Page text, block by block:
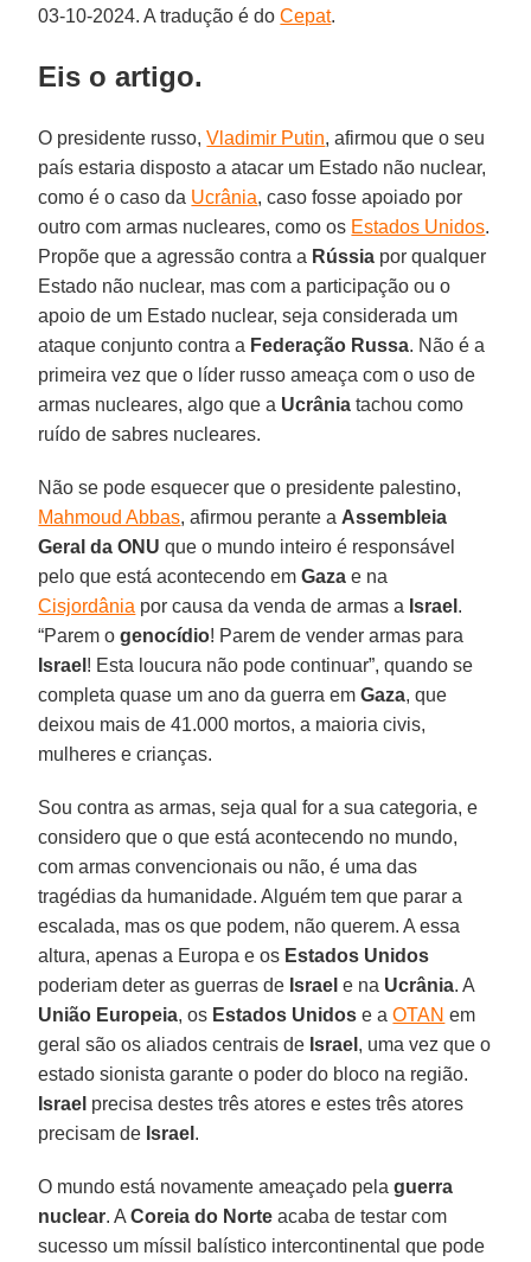
03-10-2024. A tradução é doCepat.
Eis o artigo.
O presidente russo,Vladimir Putin, afirmou que o seu
país estaria disposto a atacar um Estado não nuclear,
como é o caso da Ucrânia, caso fosse apoiado por
outro com armas nucleares, como os Estados Unidos.
Propõe que a agressão contra a Rússia por qualquer
Estado não nuclear, mas com a participação ou o
apoio de um Estado nuclear, seja considerada um
ataque conjunto contra a Federação Russa. Não é a
primeira vez que o líder russo ameaça com o uso de
armas nucleares, algo que a Ucrânia tachou como
ruído de sabres nucleares.
Não se pode esquecer que o presidente palestino,
Mahmoud Abbas, afirmou perante a Assembleia
Geral da ONU que o mundo inteiro é responsável
pelo que está acontecendo emGaza e na
Cisjordânia por causa da venda de armas a Israel .
“Parem ogenocídio! Parem de vender armas para
Israel ! Esta loucura não pode continuar”, quando se
completa quase um ano da guerra emGaza, que
deixou mais de 41.000 mortos, a maioria civis,
mulheres e crianças.
Sou contra as armas, seja qual for a sua categoria, e
considero que o que está acontecendo no mundo,
com armas convencionais ou não, é uma das
tragédias da humanidade. Alguém tem que parar a
escalada, mas os que podem, não querem. A essa
altura, apenas a Europa e os Estados Unidos
poderiam deter as guerras de Israel e na Ucrânia. A
União Europeia, os Estados Unidos e aOTAN em
geral são os aliados centrais de Israel , uma vez que o
estado sionista garante o poder do bloco na região.
Israel precisa destes três atores e estes três atores
precisam de Israel .
O mundo está novamente ameaçado pelaguerra
nuclear. ACoreia do Norte acaba de testar com
sucesso um míssil balístico intercontinental que pode